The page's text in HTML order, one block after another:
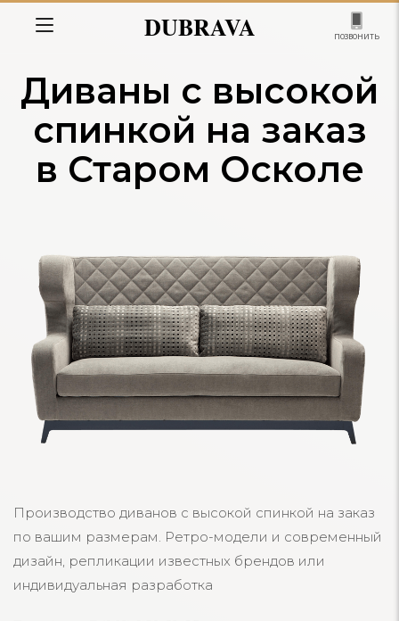
DUBRAVA позвонить
Диваны с высокой
спинкой на заказ
в Старом Осколе
Производство диванов с высокой спинкой на заказ
по вашим размерам. Ретро-модели и современный
дизайн, репликации известных брендов или
индивидуальная разработка